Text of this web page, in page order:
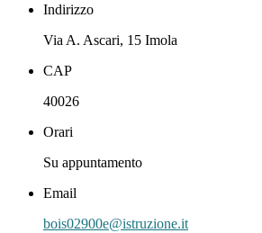
Indirizzo
Via A. Ascari, 15 Imola
CAP
40026
Orari
Su appuntamento
Email
bois02900e@istruzione.it